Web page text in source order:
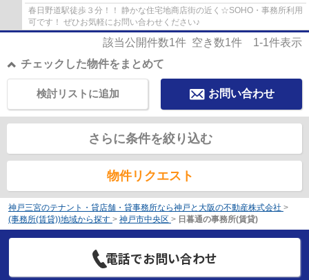
春日野道駅徒歩３分！！ 静かな住宅地商店街の近く☆SOHO・事務所利用
可です！ ぜひお気軽にお問い合わせください♪
該当公開件数1件 空き数1件 1-1件表示
チェックした物件をまとめて
お問い合わせ
検討リストに追加
さらに条件を絞り込む
物件リクエスト
神戸三宮のテナント・貸店舗・貸事務所なら神戸と大阪の不動産株式会社 >
(事務所(賃貸))地域から探す > 神戸市中央区 > 日暮通の事務所(賃貸)
電話でお問い合わせ